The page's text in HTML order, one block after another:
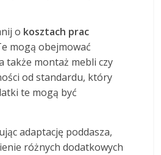
o kosztach prac
mogą obejmować
także montaż mebli czy
od standardu, który
te mogą być
adaptację poddasza,
różnych dodatkowych